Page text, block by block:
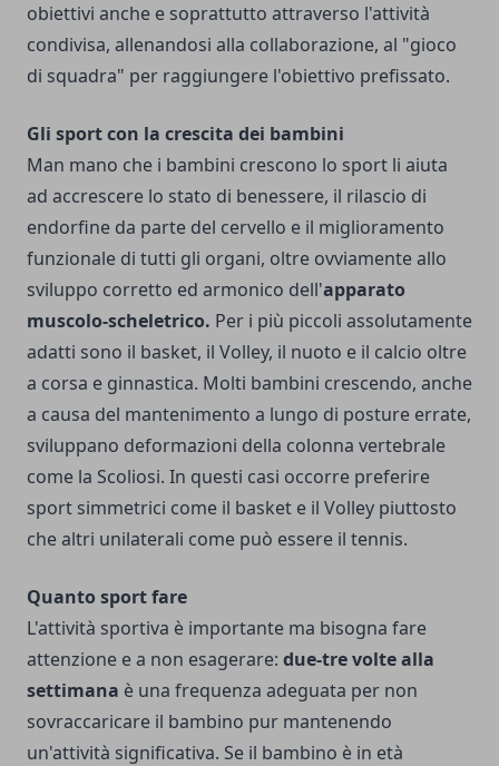
obiettivi anche e soprattutto attraverso l'attività
condivisa, allenandosi alla collaborazione, al "gioco
di squadra" per raggiungere l'obiettivo prefissato.
Gli sport con la crescita dei bambini
Man mano che i bambini crescono lo sport li aiuta
ad accrescere lo stato di benessere, il rilascio di
endorfine da parte del cervello e il miglioramento
funzionale di tutti gli organi, oltre ovviamente allo
sviluppo corretto ed armonico dell'apparato
muscolo-scheletrico. Per i più piccoli assolutamente
adatti sono il basket, il Volley, il nuoto e il calcio oltre
a corsa e ginnastica. Molti bambini crescendo, anche
a causa del mantenimento a lungo di posture errate,
sviluppano deformazioni della colonna vertebrale
come la Scoliosi. In questi casi occorre preferire
sport simmetrici come il basket e il Volley piuttosto
che altri unilaterali come può essere il tennis.
Quanto sport fare
L'attività sportiva è importante ma bisogna fare
attenzione e a non esagerare: due-tre volte alla
settimana è una frequenza adeguata per non
sovraccaricare il bambino pur mantenendo
un'attività significativa. Se il bambino è in età